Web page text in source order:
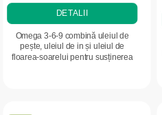
DETALII
Omega 3-6-9 combină uleiul de
pește, uleiul de in și uleiul de
floarea-soarelui pentru susținerea